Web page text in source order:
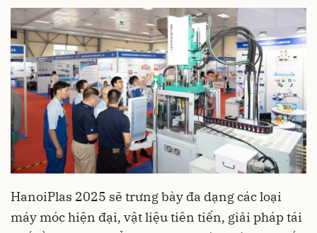
HanoiPlas 2025 sẽ trưng bày đa dạng các loại
máy móc hiện đại, vật liệu tiên tiến, giải pháp tái